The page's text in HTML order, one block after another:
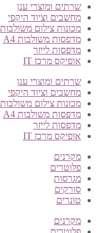
שרתים ומוצרי ענן
מחשבים וציוד היקפי
מכונות צילום משולבות A3
מדפסות משולבות A4
מדפסות לייזר
אופיקס מרכז IT
שרתים ומוצרי ענן
מחשבים וציוד היקפי
מכונות צילום משולבות A3
מדפסות משולבות A4
מדפסות לייזר
אופיקס מרכז IT
מקרנים
פלוטרים
מגרסות
סורקים
טונרים
מקרנים